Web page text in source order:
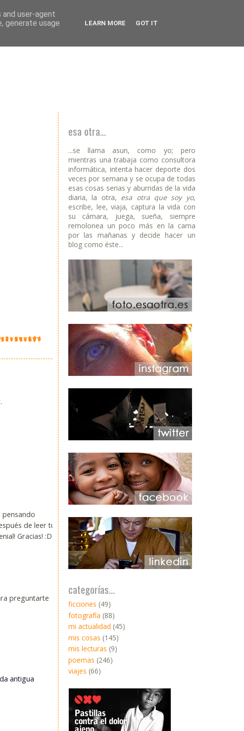
de leer tu
Gracias! :D
preguntarte
antigua
esa otra...
...se llama asun, como yo; pero
mientras una trabaja como consultora
informática, intenta hacer deporte dos
veces por semana y se ocupa de todas
esas cosas serias y aburridas de la vida
diaria, la otra, esa otra que soy yo,
escribe, lee, viaja, captura la vida con
su cámara, juega, sueña, siempre
remolonea un poco más en la cama
por las mañanas y decide hacer un
blog como éste...
categorías...
ficciones (49)
fotografía (88)
mi actualidad (45)
mis cosas (145)
mis lecturas (9)
poemas (246)
viajes (66)
user-agent
generate usage
LEARN MORE GOT IT